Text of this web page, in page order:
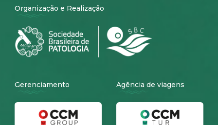
Organização e Realização
Gerenciamento Agência de viagens